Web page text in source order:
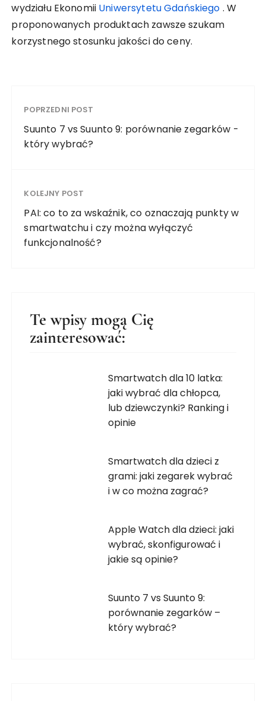
wydziału Ekonomii Uniwersytetu Gdańskiego . W
proponowanych produktach zawsze szukam
korzystnego stosunku jakości do ceny.
POPRZEDNI POST
Suunto 7 vs Suunto 9: porównanie zegarków -
który wybrać?
KOLEJNY POST
PAI: co to za wskaźnik, co oznaczają punkty w
smartwatchu i czy można wyłączyć
funkcjonalność?
Te wpisy mogą Cię
zainteresować:
Smartwatch dla 10 latka:
jaki wybrać dla chłopca,
lub dziewczynki? Ranking i
opinie
Smartwatch dla dzieci z
grami: jaki zegarek wybrać
i w co można zagrać?
Apple Watch dla dzieci: jaki
wybrać, skonfigurować i
jakie są opinie?
Suunto 7 vs Suunto 9:
porównanie zegarków –
który wybrać?